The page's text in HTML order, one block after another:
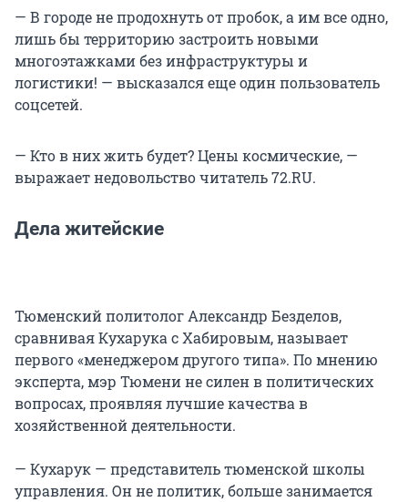
— В городе не продохнуть от пробок, а им все одно,
лишь бы территорию застроить новыми
многоэтажками без инфраструктуры и
логистики! — высказался еще один пользователь
соцсетей.
— Кто в них жить будет? Цены космические, —
выражает недовольство читатель 72.RU.
Дела житейские
Тюменский политолог Александр Безделов,
сравнивая Кухарука с Хабировым, называет
первого «менеджером другого типа». По мнению
эксперта, мэр Тюмени не силен в политических
вопросах, проявляя лучшие качества в
хозяйственной деятельности.
— Кухарук — представитель тюменской школы
управления. Он не политик, больше занимается